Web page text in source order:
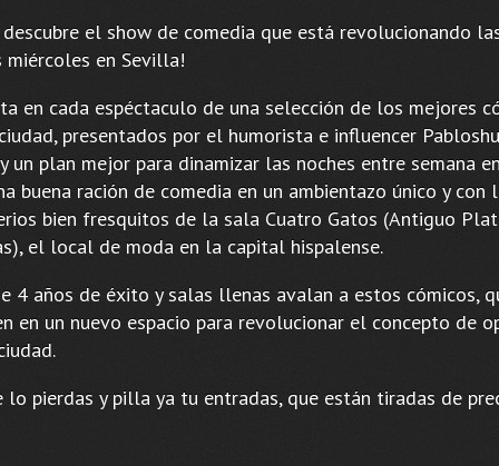
descubre el show de comedia que está revolucionando
miércoles en Sevilla!
en cada espéctaculo de una selección de los mejores
presentados por el humorista e influencer
un plan mejor para dinamizar las noches entre semana
buena ración de comedia en un ambientazo único y con
bien fresquitos de la sala Cuatro Gatos (Antiguo
el local de moda en la capital hispalense.
4 años de éxito y salas llenas avalan a estos cómicos,
en un nuevo espacio para revolucionar el concepto de
lo pierdas y pilla ya tu entradas, que están tiradas de